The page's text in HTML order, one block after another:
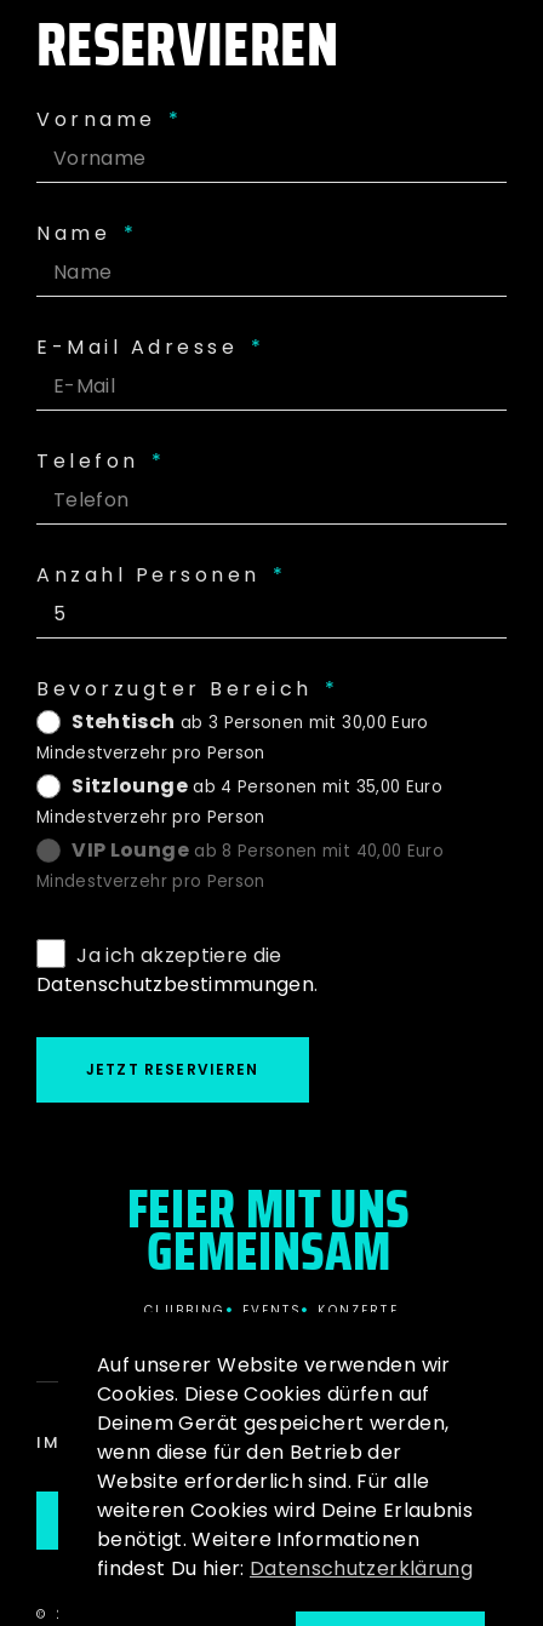
RESERVIEREN
Vorname
Name
E-Mail Adresse
Telefon
Anzahl Personen
Bevorzugter Bereich
Stehtisch ab 3 Personen mit 30,00 Euro
Mindestverzehr pro Person
Sitzlounge ab 4 Personen mit 35,00 Euro
Mindestverzehr pro Person
VIP Lounge ab 8 Personen mit 40,00 Euro
Mindestverzehr pro Person
Ja ich akzeptiere die
Datenschutzbestimmungen.
JETZT RESERVIEREN
FEIER MIT UNS
GEMEINSAM
CLUBBING EVENTS KONZERTE
IMPRESSUM DATENSCHUTZ
ZUM TICKET STORE
© 2026 SOUND-FACTORY
Auf unserer Website verwenden wir
Cookies. Diese Cookies dürfen auf
Deinem Gerät gespeichert werden,
wenn diese für den Betrieb der
Website erforderlich sind. Für alle
weiteren Cookies wird Deine Erlaubnis
benötigt. Weitere Informationen
findest Du hier: Datenschutzerklärung